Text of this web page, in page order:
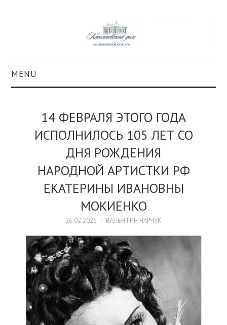
MENU
КОЛЛЕКЦИИ
КУЛЬТУРА
ОБРАЗОВАНИЕ
14 ФЕВРАЛЯ ЭТОГО ГОДА
ИСПОЛНИЛОСЬ 105 ЛЕТ СО
ДНЯ РОЖДЕНИЯ
НАРОДНОЙ АРТИСТКИ РФ
ЕКАТЕРИНЫ ИВАНОВНЫ
МОКИЕНКО
26.02.2026 ВАЛЕНТИН НАРЧУК